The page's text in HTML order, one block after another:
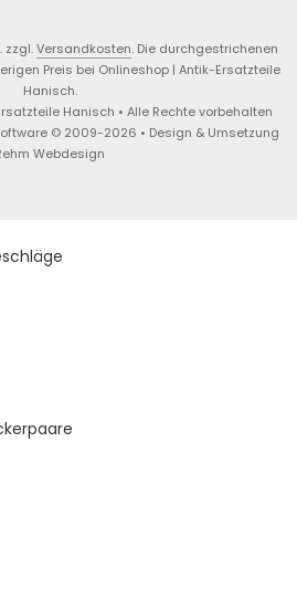
zzgl.Versandkosten. Die durchgestrichenen
Preis bei Onlineshop | Antik-Ersatzteile
Hanisch.
Hanisch • Alle Rechte vorbehalten
© 2009-2026 • Design & Umsetzung
Webdesign